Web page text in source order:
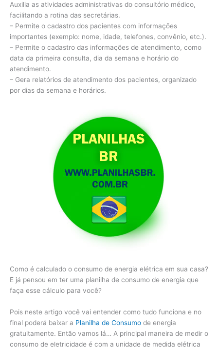
Auxilia as atividades administrativas do consultório médico,
facilitando a rotina das secretárias.
– Permite o cadastro dos pacientes com informações
importantes (exemplo: nome, idade, telefones, convênio, etc.).
– Permite o cadastro das informações de atendimento, como
data da primeira consulta, dia da semana e horário do
atendimento.
– Gera relatórios de atendimento dos pacientes, organizado
por dias da semana e horários.
Como é calculado o consumo de energia elétrica em sua casa?
E já pensou em ter uma planilha de consumo de energia que
faça esse cálculo para você?
Pois neste artigo você vai entender como tudo funciona e no
final poderá baixar a Planilha de Consumo de energia
gratuitamente. Então vamos lá… A principal maneira de medir o
consumo de eletricidade é com a unidade de medida elétrica